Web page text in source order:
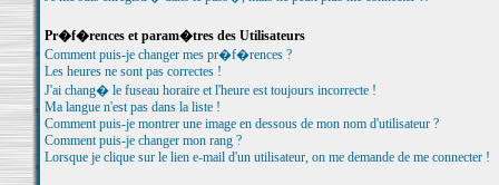
Pr�f�rences et param�tres des Utilisateurs
Comment puis-je changer mes pr�f�rences ?
Les heures ne sont pas correctes !
J'ai chang� le fuseau horaire et l'heure est toujours incorrecte !
Ma langue n'est pas dans la liste !
Comment puis-je montrer une image en dessous de mon nom d'utilisateur ?
Comment puis-je changer mon rang ?
Lorsque je clique sur le lien e-mail d'un utilisateur, on me demande de me connecter !